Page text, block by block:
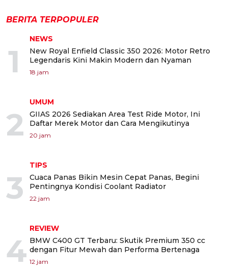
BERITA TERPOPULER
1
NEWS
New Royal Enfield Classic 350 2026: Motor Retro
Legendaris Kini Makin Modern dan Nyaman
18 jam
2
UMUM
GIIAS 2026 Sediakan Area Test Ride Motor, Ini
Daftar Merek Motor dan Cara Mengikutinya
20 jam
3
TIPS
Cuaca Panas Bikin Mesin Cepat Panas, Begini
Pentingnya Kondisi Coolant Radiator
22 jam
4
REVIEW
BMW C400 GT Terbaru: Skutik Premium 350 cc
dengan Fitur Mewah dan Performa Bertenaga
12 jam